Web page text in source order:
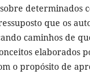
determinados
que os
caminhos de
elaborados
o propósito de